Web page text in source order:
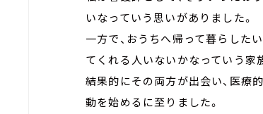
いなっていう思いがありました。
一方で、おうちへ帰って暮らした
てくれる人いないかなっていう家
結果的にその両方が出会い、医療
動を始めるに至りました。